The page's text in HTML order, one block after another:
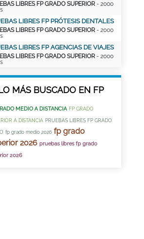
LIBRES FP GRADO SUPERIOR - 2000
LIBRES FP PRÓTESIS DENTALES
LIBRES FP GRADO SUPERIOR - 2000
LIBRES FP AGENCIAS DE VIAJES
LIBRES FP GRADO SUPERIOR - 2000
MÁS BUSCADO EN FP
MEDIO A DISTANCIA FP GRADO
A DISTANCIA PRUEBAS LIBRES FP GRADO
fp grado medio 2026 fp grado
2026 pruebas libres fp grado
2026